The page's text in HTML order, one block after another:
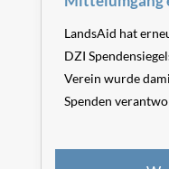
LandsAid hat
DZI
Verein wurde
Spenden